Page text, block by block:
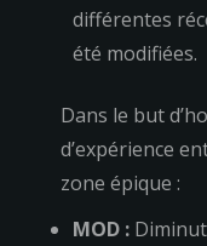
différentes
été modifiées.
Dans le but
d’expérience
zone épique :
MOD :